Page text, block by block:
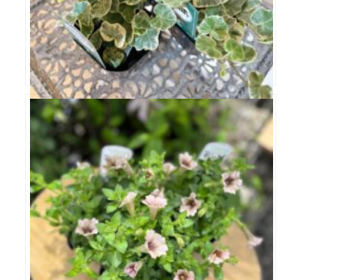
ヘデラ シルバーチャーミー 3.0寸